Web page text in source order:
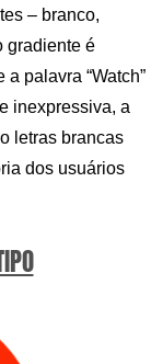
– branco,
gradiente é
palavra “Watch”
inexpressiva, a
letras brancas
dos usuários